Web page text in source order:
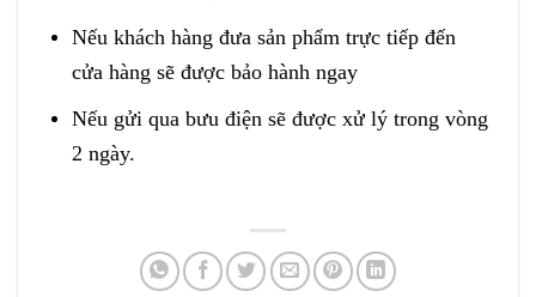
Nếu khách hàng đưa sản phẩm trực tiếp đến
cửa hàng sẽ được bảo hành ngay
Nếu gửi qua bưu điện sẽ được xử lý trong vòng
2 ngày.